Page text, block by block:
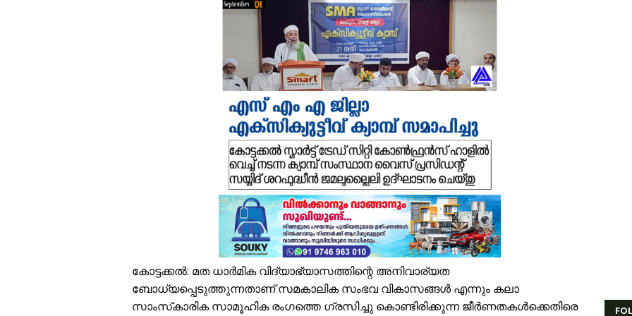
ഇൻഫാന്റിനോക്കെതിരെ അവിശ്വാസ പ്രമേയ നീക്കവുമായി യുവേഫ;
എസ്.എം.സർവർ മെഗാ ഉറുദു ക്വിസ് മത്സരം സമാപിച്ചു
ഒതുക്കുങ്ങൽ ഗവൺമെന്റ് ഹയർ സെക്കന്ററി സ്കൂളിന് പ്രത്യേക പാക്കേജ്
വേങ്ങര ടൗൺ പൗരസമിതി ഫുട്ബോൾ പ്രവചന മത്സരം: വിജയിക്ക് മന്ത്രി
ശിഹാബ് തങ്ങളെ അനുസ്മരിച്ച് പി.കെ. കുഞ്ഞാലിക്കുട്ടി
മലപ്പുറം ജില്ലയില്‍ ശക്തമായ മഴ; 4 ക്യാമ്പുകള്‍ തുറന്നു
വേങ്ങര ബോയ്സ് സ്കൂൾ മുൻ പ്യൂൺ തങ്കപ്പൻ ടി.വി നിര്യാതനായി
അതിശക്തമായ മഴ തുടരും; എട്ട് ജില്ലകളിൽ റെഡ് അലർട്ട്
മൊബൈല്‍ ഉപയോക്താക്കള്‍ക്ക് തിരിച്ചടി; നിരക്കുകള്‍ വീണ്ടും കുത്തനെ
രക്ഷാപ്രവർത്തനത്തിനിടെ കാര്യങ്കോട്
പ്രളയക്കെടുതി പ്രതിരോധം: വേങ്ങര പഞ്ചായപ്പിൽ സന്നദ്ധ
കോട്ടക്കല്‍: മത ധാര്‍മിക വിദ്യാഭ്യാസത്തിന്റെ അനിവാര്യത
ബോധ്യപ്പെടുത്തുന്നതാണ് സമകാലിക സംഭവ വികാസങ്ങള്‍ എന്നും കലാ
സാംസ്‌കാരിക സാമൂഹിക രംഗത്തെ ഗ്രസിച്ചു കൊണ്ടിരിക്കുന്ന ജീര്‍ണതകള്‍ക്കെതിരെ